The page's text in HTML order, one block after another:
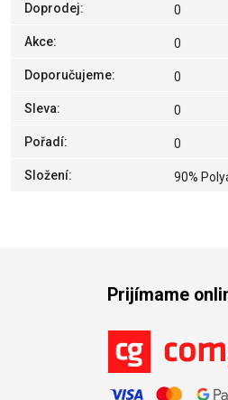
Doprodej: 0
Akce: 0
Doporučujeme: 0
Sleva: 0
Pořadí: 0
Složení: 90%
Prijímame